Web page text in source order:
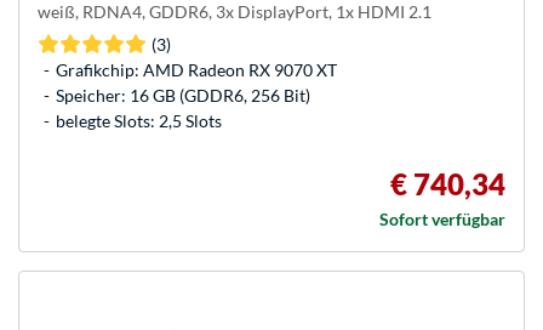
weiß, RDNA4, GDDR6, 3x DisplayPort, 1x HDMI 2.1
(3)
Grafikchip: AMD Radeon RX 9070 XT
Speicher: 16 GB (GDDR6, 256 Bit)
belegte Slots: 2,5 Slots
€ 740,34
Sofort verfügbar